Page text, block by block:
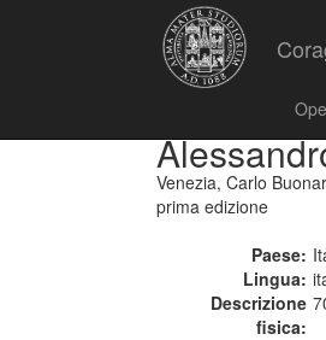
Venezia, Carlo
prima edizione
Paese:
Lingua:
Descrizione
fisica: